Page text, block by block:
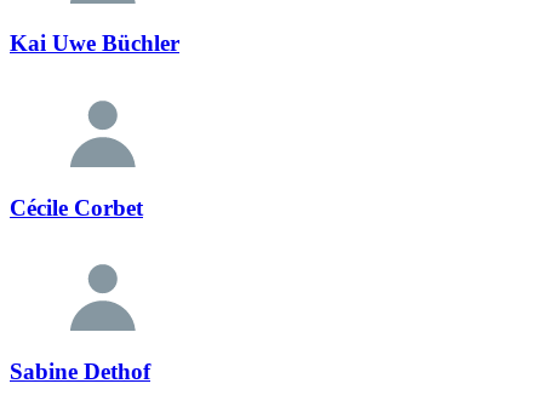
Kai Uwe Büchler
Cécile Corbet
Sabine Dethof